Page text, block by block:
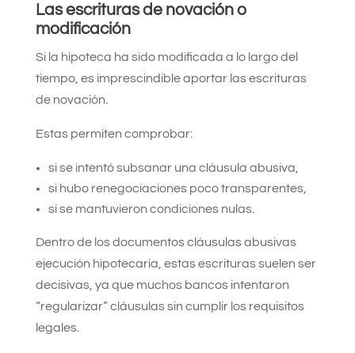
Las escrituras de novación o
modificación
Si la hipoteca ha sido modificada a lo largo del
tiempo, es imprescindible aportar las escrituras
de novación.
Estas permiten comprobar:
si se intentó subsanar una cláusula abusiva,
si hubo renegociaciones poco transparentes,
si se mantuvieron condiciones nulas.
Dentro de los documentos cláusulas abusivas
ejecución hipotecaria, estas escrituras suelen ser
decisivas, ya que muchos bancos intentaron
“regularizar” cláusulas sin cumplir los requisitos
legales.